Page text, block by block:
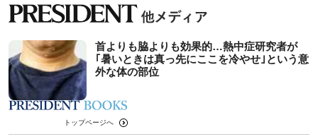
首よりも脇よりも効果的…熱中症研究者が
｢暑いときは真っ先にここを冷やせ｣という意
外な体の部位
トップページへ